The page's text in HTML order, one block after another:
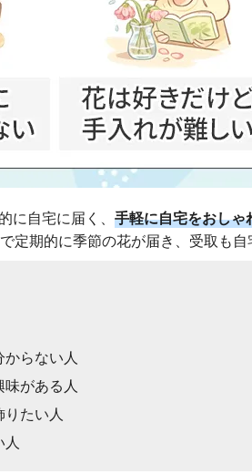
自宅に届く、 手軽に自宅をおし
定期的に季節の花が届き、受取も自
らない人
がある人
たい人
人